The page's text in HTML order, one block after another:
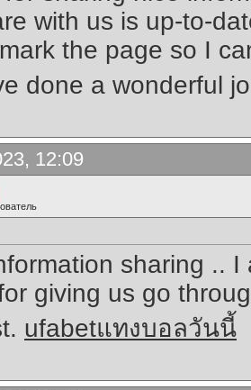
with us is up-to-
the page so I
done a wonderful
12:09
sharing ..
giving us go
ufabetแทงบอลวันนี้